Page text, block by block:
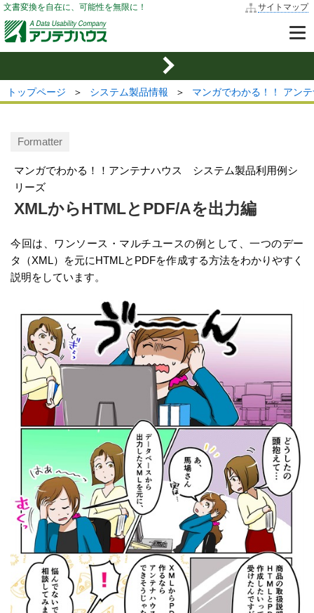
文書変換を自在に、可能性を無限に！ サイトマップ
トップページ ＞ システム製品情報 ＞ マンガでわかる！！ アン
Formatter
マンガでわかる！！アンテナハウス システム製品利用例シ
リーズ
XMLからHTMLとPDF/Aを出力編
今回は、ワンソース・マルチユースの例として、一つのデー
タ（XML）を元にHTMLとPDFを作成する方法をわかりやすく
説明をしています。